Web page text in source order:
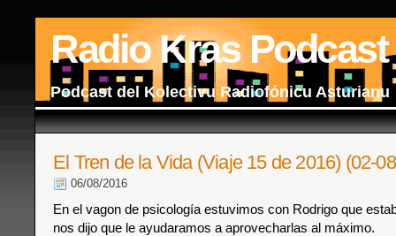
Radio Kras Podcast
Podcast del Kolectivu Radiofónicu Asturianu
El Tren de la Vida (Viaje 15 de 2016) (02-
06/08/2016
En el vagon de psicología estuvimos con Rodrigo que
nos dijo que le ayudaramos a aprovecharlas al máximo.